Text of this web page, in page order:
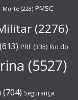
Morte (228) PMSC
(2276)
(613) PRF (335) Rio do
(5527)
(704) Segurança